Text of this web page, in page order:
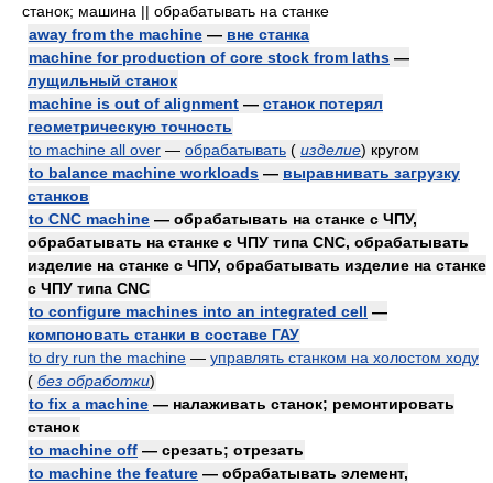
станок; машина || обрабатывать на станке
away from the machine — вне станка
machine for production of core stock from laths —
лущильный станок
machine is out of alignment — станок потерял
геометрическую точность
to machine all over — обрабатывать ( изделие) кругом
to balance machine workloads — выравнивать загрузку
станков
to CNC machine — обрабатывать на станке с ЧПУ,
обрабатывать на станке с ЧПУ типа CNC, обрабатывать
изделие на станке с ЧПУ, обрабатывать изделие на станке
с ЧПУ типа CNC
to configure machines into an integrated cell —
компоновать станки в составе ГАУ
to dry run the machine — управлять станком на холостом ходу
( без обработки)
to fix a machine — налаживать станок; ремонтировать
станок
to machine off — срезать; отрезать
to machine the feature — обрабатывать элемент,